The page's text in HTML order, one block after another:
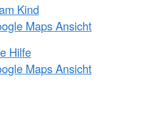
Kind
Maps Ansicht
Hilfe
Maps Ansicht